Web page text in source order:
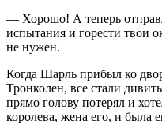
— Хорошо! А теперь
испытания и горести твои
не нужен.
Когда Шарль прибыл ко
Тронколен, все стали
прямо голову потерял и
королева, жена его, и была